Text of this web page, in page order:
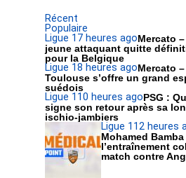
Récent
Populaire
Ligue 1 7 heures agoMercato
jeune attaquant quitte
pour la Belgique
Ligue 18 heures agoMercato
Toulouse s’offre un grand
suédois
Ligue 1 10 heures agoPSG :
signe son retour après sa
ischio-jambiers
Ligue 1 12 heures
Mohamed
l’entraînement
match contre